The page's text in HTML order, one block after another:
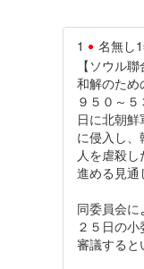
1 名無し
【ソウル
和解のため
９５０～
日に北朝鮮
に侵入し、
人を虐殺
進める見通
同委員会に
２５日の
審議すると